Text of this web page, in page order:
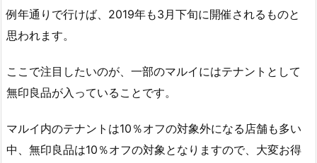
例年通りで行けば、2019年も3月下旬に開催されるものと
思われます。
ここで注目したいのが、一部のマルイにはテナントとして
無印良品が入っていることです。
マルイ内のテナントは10％オフの対象外になる店舗も多い
中、無印良品は10％オフの対象となりますので、大変お得